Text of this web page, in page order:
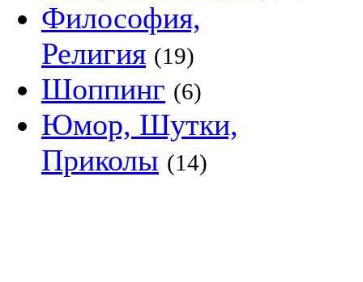
Философия,
Религия (19)
Шоппинг (6)
Юмор, Шутки,
Приколы (14)